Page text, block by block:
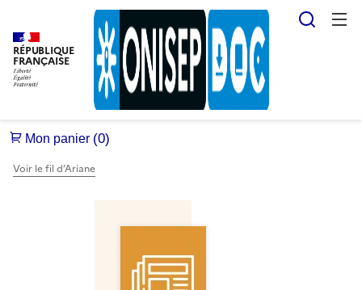
RÉPUBLIQUE
FRANÇAISE
Voir le fil d’Ariane